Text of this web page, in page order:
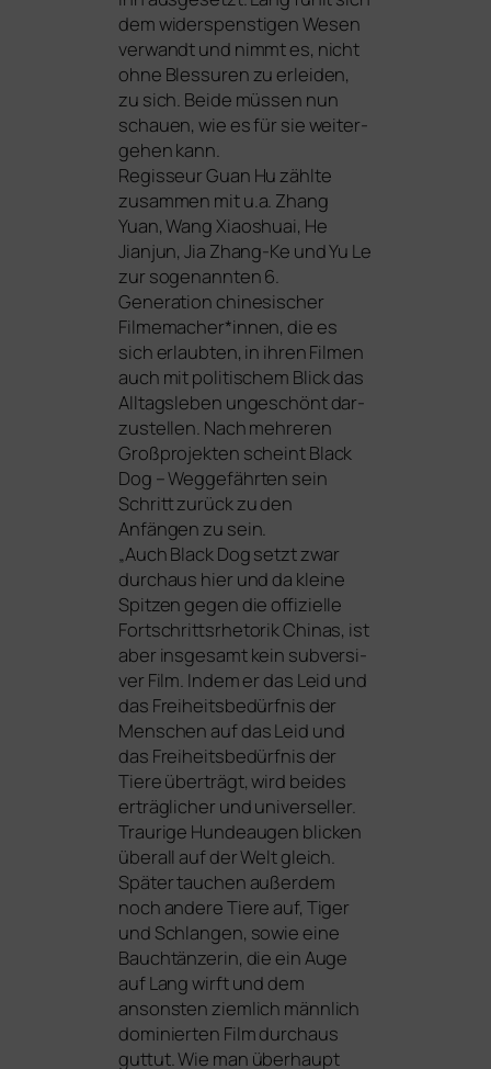
dem wider­spens­ti­gen Wesen
ver­wandt und nimmt es, nicht
ohne Blessuren zu erlei­den,
zu sich. Beide müs­sen nun
schau­en, wie es für sie wei­ter­
ge­hen kann.
Regisseur Guan Hu zähl­te
zusam­men mit u.a. Zhang
Yuan, Wang Xiaoshuai, He
Jianjun, Jia Zhang-Ke und Yu Le
zur soge­nann­ten 6.
Generation chi­ne­si­scher
Filmemacher*innen, die es
sich erlaub­ten, in ihren Filmen
auch mit poli­ti­schem Blick das
Alltagsleben unge­schönt dar­
zu­stel­len. Nach meh­re­ren
Großprojekten scheintBlack
Dog – Weggefährten sein
Schritt zurück zu den
Anfängen zu sein.
„AuchBlack Dogsetzt zwar
durch­aus hier und da klei­ne
Spitzen gegen die offi­zi­el­le
Fortschrittsrhetorik Chinas, ist
aber ins­ge­samt kein sub­ver­si­
ver Film. Indem er das Leid und
das Freiheitsbedürfnis der
Menschen auf das Leid und
das Freiheitsbedürfnis der
Tiere über­trägt, wird bei­des
erträg­li­cher und uni­ver­sel­ler.
Traurige Hundeaugen bli­cken
über­all auf der Welt gleich.
Später tau­chen außer­dem
noch ande­re Tiere auf, Tiger
und Schlangen, sowie eine
Bauchtänzerin, die ein Auge
auf Lang wirft und dem
ansons­ten ziem­lich männ­lich
domi­nier­ten Film durch­aus
gut­tut. Wie man über­haupt